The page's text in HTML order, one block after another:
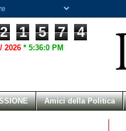
2 1 5 7 4
2026 * 5:36:0 PM
Amici della Politica